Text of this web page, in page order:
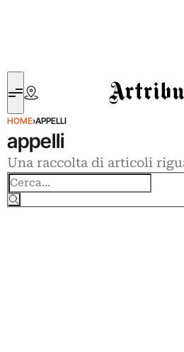
Artribune
HOME›APPELLI
appelli
Una raccolta di articoli